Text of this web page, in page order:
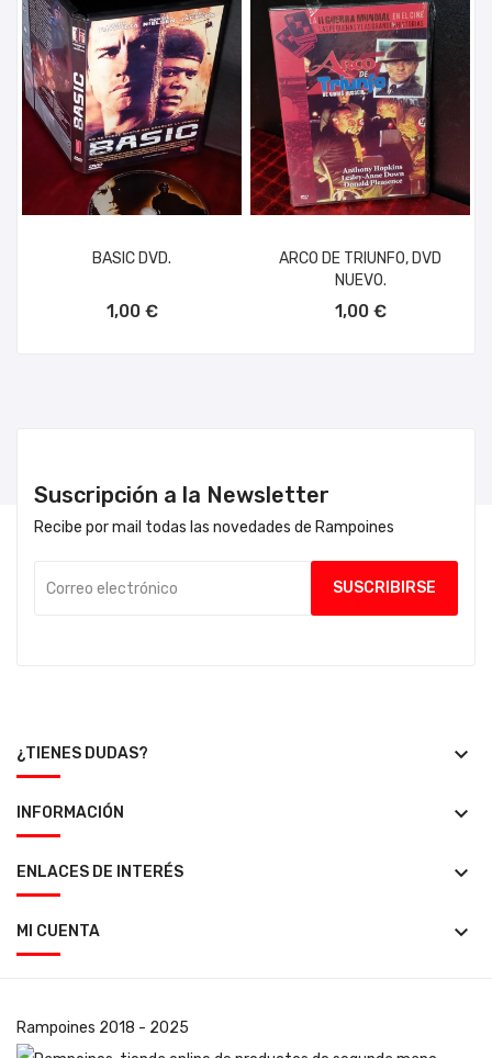
BASIC DVD.
1,00 €
ARCO DE TRIUNFO, DVD
NUEVO.
1,00 €
Suscripción a la Newsletter
Recibe por mail todas las novedades de Rampoines
¿TIENES DUDAS? keyboard_arrow_down
INFORMACIÓN keyboard_arrow_down
ENLACES DE INTERÉS keyboard_arrow_down
MI CUENTA keyboard_arrow_down
Rampoines 2018 - 2025